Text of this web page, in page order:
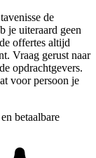
de
je uiteraard geen
offertes altijd
Vraag gerust naar
opdrachtgevers.
voor persoon je
betaalbare